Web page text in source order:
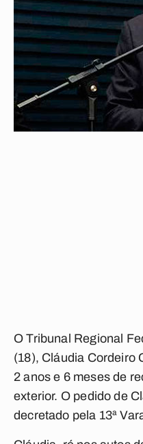
O Tribunal Regional
(18), Cláudia Cordeiro
2 anos e 6 meses de
exterior. O pedido de
decretado pela 13ª